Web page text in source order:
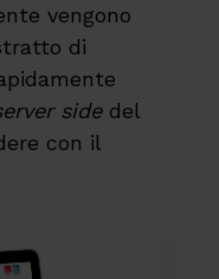
vengono
di
sidedel
con il